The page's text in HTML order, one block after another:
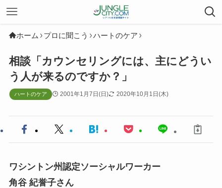
ホーム プロに聞こう ハートのケア
相談「カウンセリングには、主にどうい
う人が来るのですか？」
ハートのケア 2001年1月7日(日) 2020年10月1日(木)
ワシントン州認定ソーシャルワーカー
角谷 紀誉子さん